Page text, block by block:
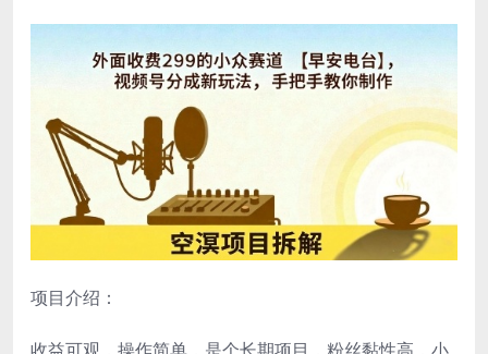
项目介绍：